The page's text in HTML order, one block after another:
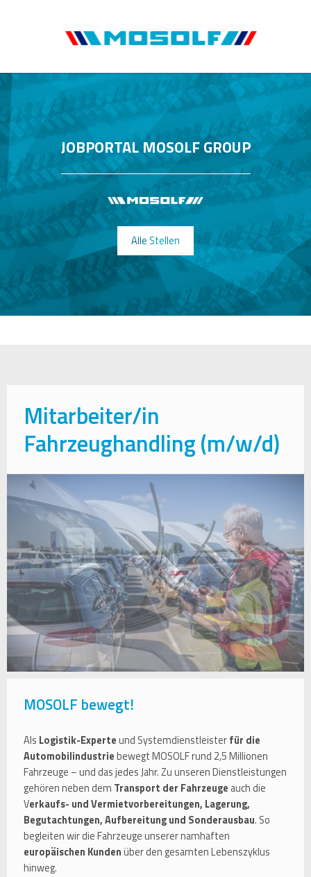
JOBPORTAL MOSOLF GROUP
Alle Stellen
Mitarbeiter/in
Fahrzeughandling (m/w/d)
MOSOLF bewegt!
Als Logistik-Experteund Systemdienstleisterfür die
Automobilindustriebewegt MOSOLF rund 2,5 Millionen
Fahrzeuge – und das jedes Jahr. Zu unseren Dienstleistungen
gehören neben dem Transport der Fahrzeuge auch die
Verkaufs- und Vermietvorbereitungen, Lagerung,
Begutachtungen, Aufbereitung und Sonderausbau. So
begleiten wir die Fahrzeuge unserer namhaften
europäischen Kundenüber den gesamten Lebenszyklus
hinweg.